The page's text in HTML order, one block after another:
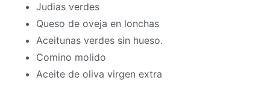
Judias verdes
Queso de oveja en lonchas
Aceitunas verdes sin hueso.
Comino molido
Aceite de oliva virgen extra